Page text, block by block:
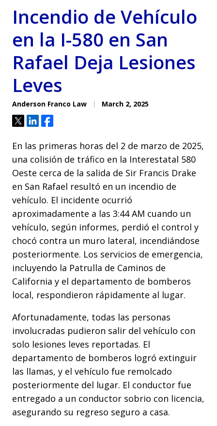
Incendio de Vehículo
en la I-580 en San
Rafael Deja Lesiones
Leves
Anderson Franco Law March 2, 2025
TweetShareShare
En las primeras horas del 2 de marzo de 2025,
una colisión de tráfico en la Interestatal 580
Oeste cerca de la salida de Sir Francis Drake
en San Rafael resultó en un incendio de
vehículo. El incidente ocurrió
aproximadamente a las 3:44 AM cuando un
vehículo, según informes, perdió el control y
chocó contra un muro lateral, incendiándose
posteriormente. Los servicios de emergencia,
incluyendo la Patrulla de Caminos de
California y el departamento de bomberos
local, respondieron rápidamente al lugar.
Afortunadamente, todas las personas
involucradas pudieron salir del vehículo con
solo lesiones leves reportadas. El
departamento de bomberos logró extinguir
las llamas, y el vehículo fue remolcado
posteriormente del lugar. El conductor fue
entregado a un conductor sobrio con licencia,
asegurando su regreso seguro a casa.